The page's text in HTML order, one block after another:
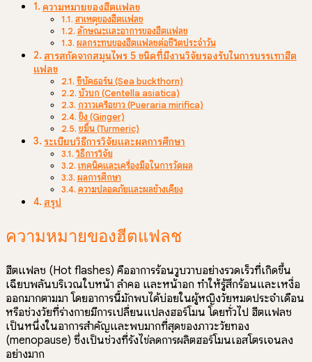
ความหมายของฮีตแฟลช
สาเหตุของฮีตแฟลช
ลักษณะและอาการของฮีตแฟลช
ผลกระทบของฮีตแฟลชต่อชีวิตประจำวัน
สารสกัดจากสมุนไพร 5 ชนิดที่มีงานวิจัยรองรับในการบรรเทาฮีต
แฟลช
ซีบัคธอร์น (Sea buckthorn)
บัวบก (Centella asiatica)
กวาวเครือขาว (Pueraria mirifica)
ขิง (Ginger)
ขมิ้น (Turmeric)
ระเบียบวิธีการวิจัยและผลการศึกษา
วิธีการวิจัย
เทคนิคและเครื่องมือในการวัดผล
ผลการศึกษา
ความปลอดภัยและผลข้างเคียง
สรุป
ความหมายของฮีตแฟลช
ฮีตแฟลช (Hot flashes) คืออาการร้อนวูบวาบอย่างรวดเร็วที่เกิดขึ้น
เฉียบพลันบริเวณใบหน้า ลำคอ และหน้าอก ทำให้รู้สึกร้อนและเหงื่อ
ออกมากตามมา โดยอาการนี้มักพบได้บ่อยในผู้หญิงวัยหมดประจำเดือน
หรือช่วงวัยที่ร่างกายมีการเปลี่ยนแปลงฮอร์โมน โดยทั่วไป ฮีตแฟลช
เป็นหนึ่งในอาการสำคัญและพบมากที่สุดของภาวะวัยทอง
(menopause) ซึ่งเป็นช่วงที่รังไข่ลดการผลิตฮอร์โมนเอสโตรเจนลง
อย่างมาก